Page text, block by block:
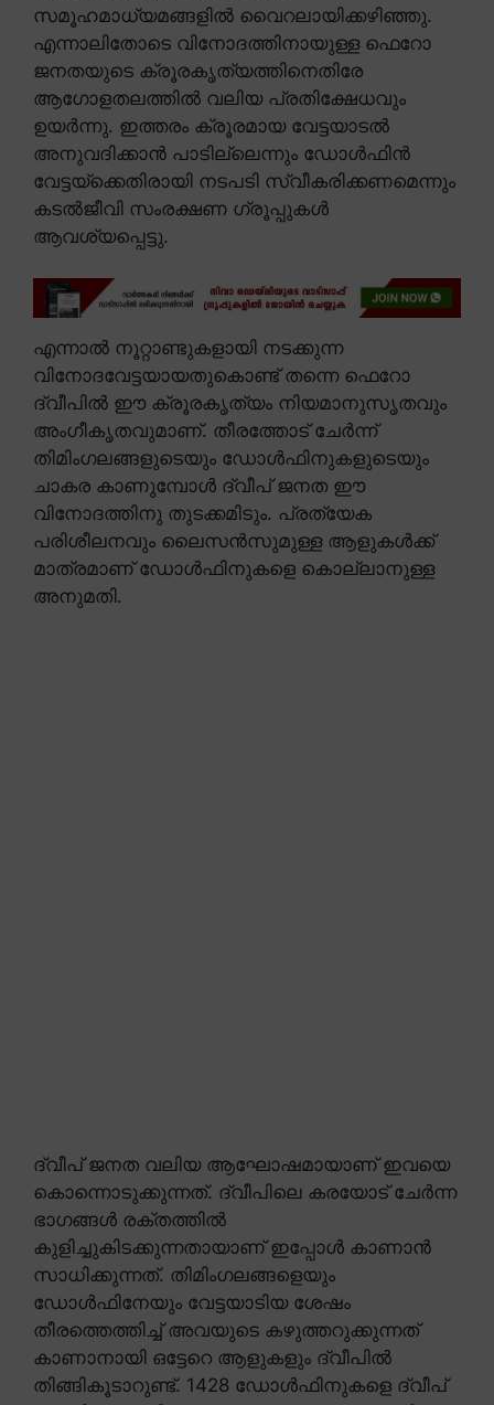
സമൂഹമാധ്യമങ്ങളിൽ വൈറലായിക്കഴിഞ്ഞു.
എന്നാലിതോടെ വിനോദത്തിനായുള്ള ഫെറോ
ജനതയുടെ ക്രൂരകൃത്യത്തിനെതിരേ
ആഗോളതലത്തിൽ വലിയ പ്രതിക്ഷേധവും
ഉയർന്നു. ഇത്തരം ക്രൂരമായ വേട്ടയാടൽ
അനുവദിക്കാൻ പാടില്ലെന്നും ഡോൾഫിൻ
വേട്ടയ്ക്കെതിരായി നടപടി സ്വീകരിക്കണമെന്നും
കടൽജീവി സംരക്ഷണ ഗ്രൂപ്പുകൾ
ആവശ്യപ്പെട്ടു.
എന്നാൽ നൂറ്റാണ്ടുകളായി നടക്കുന്ന
വിനോദവേട്ടയായതുകൊണ്ട് തന്നെ ഫെറോ
ദ്വീപിൽ ഈ ക്രൂരകൃത്യം നിയമാനുസൃതവും
അംഗീകൃതവുമാണ്. തീരത്തോട് ചേർന്ന്
തിമിംഗലങ്ങളുടെയും ഡോൾഫിനുകളുടെയും
ചാകര കാണുമ്പോൾ ദ്വീപ് ജനത ഈ
വിനോദത്തിനു തുടക്കമിടും. പ്രത്യേക
പരിശീലനവും ലൈസൻസുമുള്ള ആളുകൾക്ക്
മാത്രമാണ് ഡോൾഫിനുകളെ കൊല്ലാനുള്ള
അനുമതി.
ദ്വീപ് ജനത വലിയ ആഘോഷമായാണ് ഇവയെ
കൊന്നൊടുക്കുന്നത്. ദ്വീപിലെ കരയോട് ചേർന്ന
ഭാഗങ്ങൾ രക്തത്തിൽ
കുളിച്ചുകിടക്കുന്നതായാണ് ഇപ്പോൾ കാണാൻ
സാധിക്കുന്നത്. തിമിംഗലങ്ങളെയും
ഡോൾഫിനേയും വേട്ടയാടിയ ശേഷം
തീരത്തെത്തിച്ച് അവയുടെ കഴുത്തറുക്കുന്നത്
കാണാനായി ഒട്ടേറെ ആളുകളും ദ്വീപിൽ
തിങ്ങികൂടാറുണ്ട്. 1428 ഡോൾഫിനുകളെ ദ്വീപ്